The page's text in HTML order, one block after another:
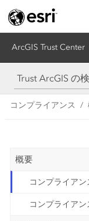
ArcGIS Trust Center
コンプライアンス
概要
コンプライアン
コンプライア